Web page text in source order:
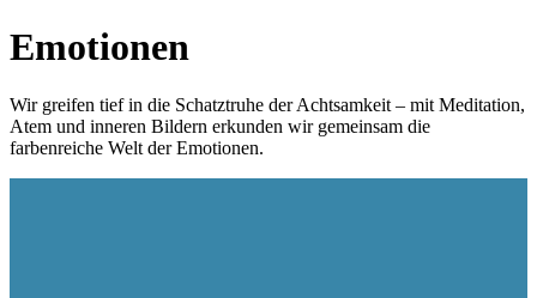
Emotionen
Wir greifen tief in die Schatztruhe der Achtsamkeit – mit Meditation,
Atem und inneren Bildern erkunden wir gemeinsam die
farbenreiche Welt der Emotionen.